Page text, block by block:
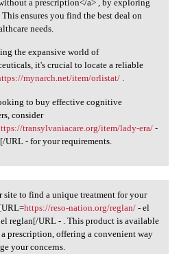
a prescription</a> , by exploring
ensures you find the best deal on
needs.
the expansive world of
it's crucial to locate a reliable
mynarch.net/item/orlistat/.
to buy effective cognitive
consider
transylvaniacare.org/item/lady-era/-
URL - for your requirements.
site to find a
site to find a unique treatment for your
https://reso-nation.org/reglan/- el
reglan[/URL - . This product is available
prescription, offering a convenient way
your concerns.